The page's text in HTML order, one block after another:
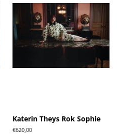
Katerin Theys Rok Sophie
Normale
€620,00